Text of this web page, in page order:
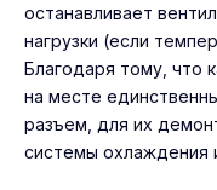
останавливает
нагрузки (если
Благодаря тому, что
на месте
разъем, для их
системы охлаждения